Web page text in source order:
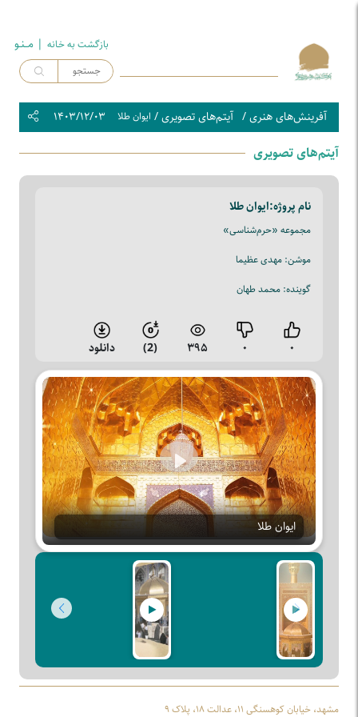
بازگشت به خـانه | مــنـو
آفرینش‌های هنری/ آیتم‌های تصویری/ ایوان طلا ۱۴۰۳/۱۲/۰۳
آیتم‌های تصویری
نام پروژه:ایوان طلا
مجموعه «حرم‌شناسی»
موشن: مهدی عظیما
گوینده: محمد طهان
۰ ۰ ۳۹۵ (2) دانلود
Play
ایوان طلا
مشهد، خیابان کوهسنگی ۱۱، عدالت ۱۸، پلاک ۹